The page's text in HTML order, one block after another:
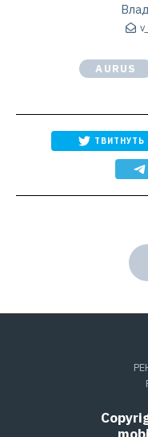
AURUS
ТВИТНУТЬ